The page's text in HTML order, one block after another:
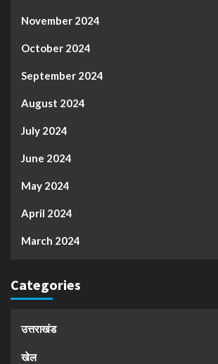
November 2024
October 2024
September 2024
August 2024
July 2024
June 2024
May 2024
April 2024
March 2024
Categories
उत्तराखंड
खेल